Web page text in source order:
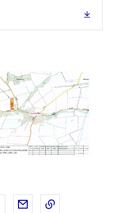
sur X
Partager sur LinkedIn
Partager par email